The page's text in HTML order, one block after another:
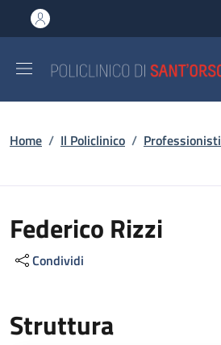
al contenuto principale
to footer content
Briciole di pane
Home / Il Policlinico / Professionisti
Federico Rizzi
Condividi
Struttura